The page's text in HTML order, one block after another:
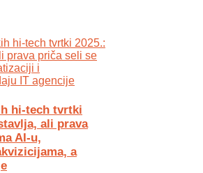
hi-tech tvrtki
ali prava
AI-u,
a